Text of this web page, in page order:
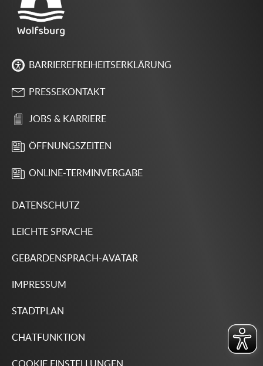
BARRIEREFREIHEITSERKLÄRUNG
PRESSEKONTAKT
JOBS & KARRIERE
ÖFFNUNGSZEITEN
ONLINE-TERMINVERGABE
DATENSCHUTZ
LEICHTE SPRACHE
GEBÄRDENSPRACH-AVATAR
IMPRESSUM
STADTPLAN
CHATFUNKTION